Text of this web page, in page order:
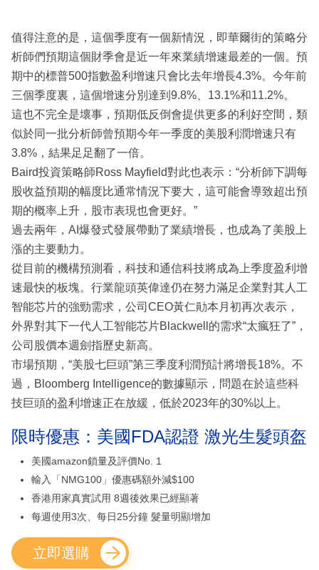
值得注意的是，這個季度有一個新情況，即華爾街的策略分
析師們預期這個財季會是近一年來業績增速最差的一個。預
期中的標普500指數盈利增速只會比去年增長4.3%。今年前
三個季度裏，這個增速分別達到9.8%、13.1%和11.2%。
這也不完全是壞事，預期低反倒會提供更多的利好空間，類
似於同一批分析師曾預期今年一季度的美股利潤增速只有
3.8%，結果足足翻了一倍。
Baird投資策略師Ross Mayfield對此也表示：“分析師下調每
股收益預期的幅度比通常情況下要大，這可能會導致超出預
期的概率上升，股市表現也會更好。”
過去兩年，AI爆發式發展帶動了業績增長，也成為了美股上
漲的主要動力。
從目前的機構預測看，科技和通信科技將成為上季度盈利增
速最快的板塊。行業龍頭英偉達仍在努力滿足企業對其人工
智能芯片的強勁需求，公司CEO黃仁勛本月初再次表示，
外界對其下一代人工智能芯片Blackwell的需求“太瘋狂了”，
公司股價本週劍指歷史新高。
市場預期，“美股七巨頭”第三季度利潤預計將增長18%。不
過，Bloomberg Intelligence的數據顯示，問題在於這些科
技巨頭的盈利增速正在放緩，低於2023年的30%以上。
限時優惠：美國FDA認證 激光生髮頭盔
美國amazon鎖量及評價No. 1
輸入「NMG100」優惠碼額外減$100
香港用家真實試用 8週後效果已經顯著
每週使用3次、每日25分鐘 髮量明顯增加
立即選購